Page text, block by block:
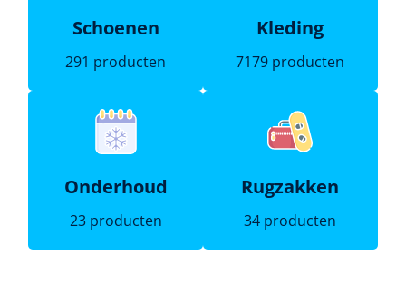
Schoenen
291 producten
Kleding
7179 producten
Onderhoud
23 producten
Rugzakken
34 producten